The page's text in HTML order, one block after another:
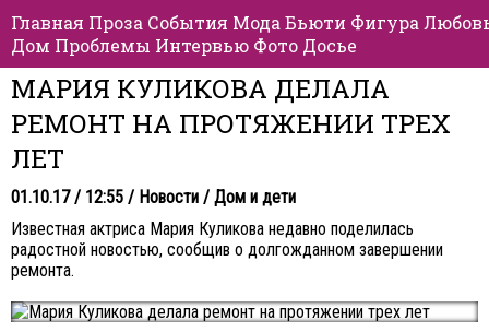
Главная Проза События Мода Бьюти Фигура
Дом Проблемы Интервью Фото Досье
МАРИЯ КУЛИКОВА ДЕЛАЛА
РЕМОНТ НА ПРОТЯЖЕНИИ ТРЕХ
ЛЕТ
01.10.17 / 12:55 / Новости / Дом и дети
Известная актриса Мария Куликова недавно поделилась
радостной новостью, сообщив о долгожданном завершении
ремонта.